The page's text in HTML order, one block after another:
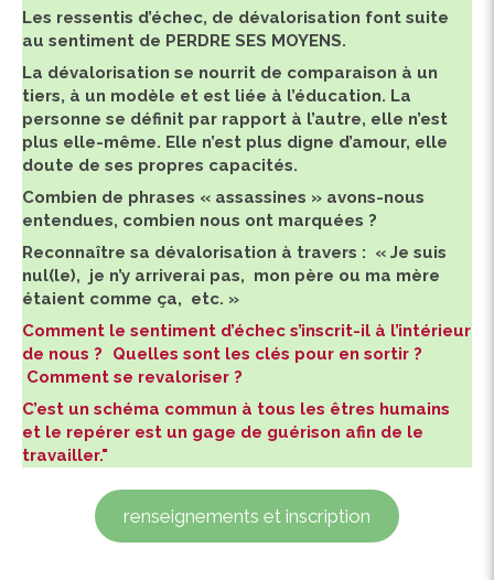
Les ressentis d’échec, de dévalorisation font suite
au sentiment de PERDRE SES MOYENS.
La dévalorisation se nourrit de comparaison à un
tiers, à un modèle et est liée à l’éducation. La
personne se définit par rapport à l’autre, elle n’est
plus elle-même. Elle n’est plus digne d’amour, elle
doute de ses propres capacités.
Combien de phrases « assassines » avons-nous
entendues, combien nous ont marquées ?
Reconnaître sa dévalorisation à travers : « Je suis
nul(le), je n’y arriverai pas, mon père ou ma mère
étaient comme ça, etc. »
Comment le sentiment d’échec s’inscrit-il à l’intérieur
de nous ?
Quelles sont les clés pour en sortir ?
Comment se revaloriser ?
C’est un schéma commun à tous les êtres humains
et le repérer est un gage de guérison afin de le
travailler."
renseignements et inscription